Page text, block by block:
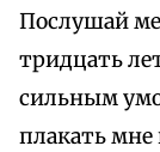
Послушай
тридцать
сильным
плакать мне